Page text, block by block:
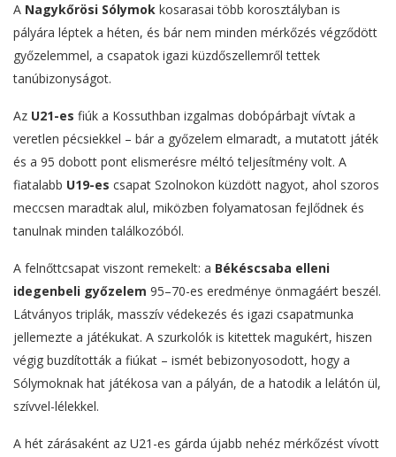
A Nagykőrösi Sólymok kosarasai több korosztályban is
pályára léptek a héten, és bár nem minden mérkőzés végződött
győzelemmel, a csapatok igazi küzdőszellemről tettek
tanúbizonyságot.
Az U21-es fiúk a Kossuthban izgalmas dobópárbajt vívtak a
veretlen pécsiekkel – bár a győzelem elmaradt, a mutatott játék
és a 95 dobott pont elismerésre méltó teljesítmény volt. A
fiatalabb U19-es csapat Szolnokon küzdött nagyot, ahol szoros
meccsen maradtak alul, miközben folyamatosan fejlődnek és
tanulnak minden találkozóból.
A felnőttcsapat viszont remekelt: a Békéscsaba elleni
idegenbeli győzelem 95–70-es eredménye önmagáért beszél.
Látványos triplák, masszív védekezés és igazi csapatmunka
jellemezte a játékukat. A szurkolók is kitettek magukért, hiszen
végig buzdították a fiúkat – ismét bebizonyosodott, hogy a
Sólymoknak hat játékosa van a pályán, de a hatodik a lelátón ül,
szívvel-lélekkel.
A hét zárásaként az U21-es gárda újabb nehéz mérkőzést vívott